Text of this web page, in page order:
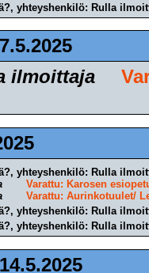
yhteyshenkilö: Rulla
ilmoittaja
yhteyshenkilö: Rulla
Varattu: Karosen
Varattu: Aurinkotuulet/
yhteyshenkilö: Rulla
yhteyshenkilö: Rulla